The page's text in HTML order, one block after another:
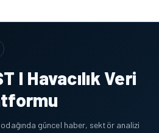
I Havacılık Veri
odağında güncel haber, sektör analizi